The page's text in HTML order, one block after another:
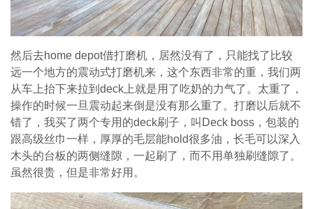
然后去home depot借打磨机，居然没有了，只能找了比较
远一个地方的震动式打磨机来，这个东西非常的重，我们两
从车上抬下来拉到deck上就是用了吃奶的力气了。太重了，
操作的时候一旦震动起来倒是没有那么重了。打磨以后就不
错了，我买了两个专用的deck刷子，叫Deck boss，包装的
跟高级丝巾一样，厚厚的毛层能hold很多油，长毛可以深入
木头的台板的两侧缝隙，一起刷了，而不用单独刷缝隙了。
虽然很贵，但是非常好用。